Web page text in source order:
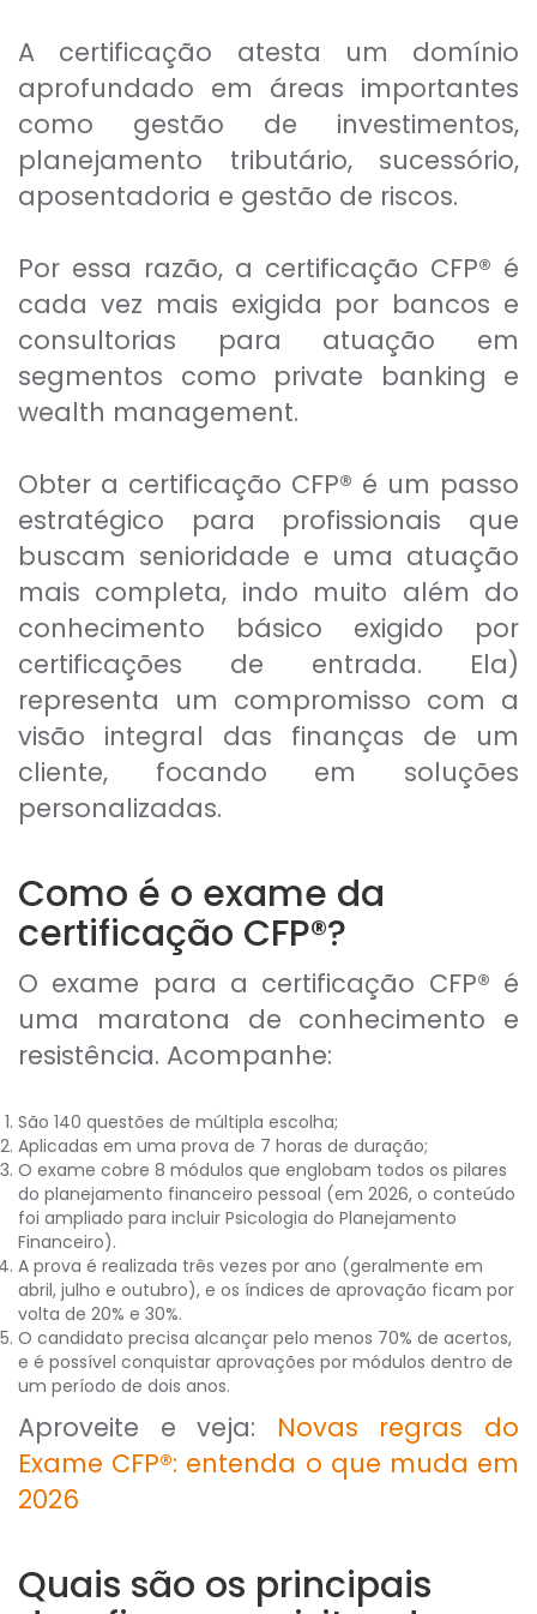
A certificação atesta um domínio
aprofundado em áreas importantes
como gestão de investimentos,
planejamento tributário, sucessório,
aposentadoria e gestão de riscos.
Por essa razão, a certificação CFP® é
cada vez mais exigida por bancos e
consultorias para atuação em
segmentos como private banking e
wealth management.
Obter a certificação CFP® é um passo
estratégico para profissionais que
buscam senioridade e uma atuação
mais completa, indo muito além do
conhecimento básico exigido por
certificações de entrada. Ela)
representa um compromisso com a
visão integral das finanças de um
cliente, focando em soluções
personalizadas.
Como é o exame da
certificação CFP®?
O exame para a certificação CFP® é
uma maratona de conhecimento e
resistência. Acompanhe:
São 140 questões de múltipla escolha;
Aplicadas em uma prova de 7 horas de duração;
O exame cobre 8 módulos que englobam todos os pilares
do planejamento financeiro pessoal (em 2026, o conteúdo
foi ampliado para incluir Psicologia do Planejamento
Financeiro).
A prova é realizada três vezes por ano (geralmente em
abril, julho e outubro), e os índices de aprovação ficam por
volta de 20% e 30%.
O candidato precisa alcançar pelo menos 70% de acertos,
e é possível conquistar aprovações por módulos dentro de
um período de dois anos.
Aproveite e veja: Novas regras do
Exame CFP®: entenda o que muda em
2026
Quais são os principais